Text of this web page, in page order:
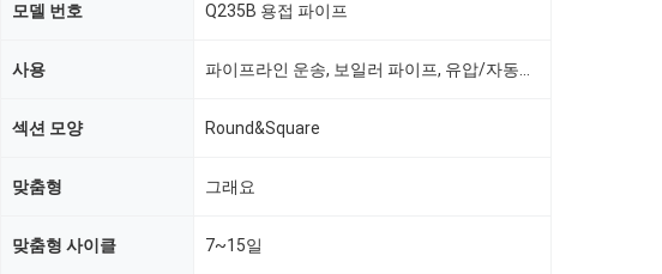
모델 번호 Q235B 용접 파이프
사용
섹션 모양 Round&Square
맞춤형 그래요
맞춤형 사이클 7~15일